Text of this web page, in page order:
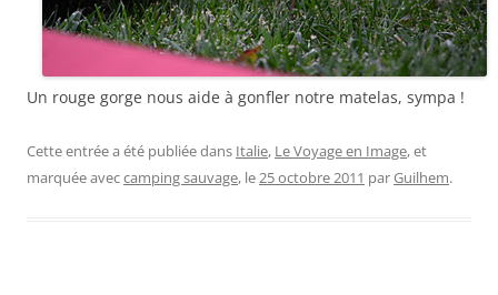
Un rouge gorge nous aide à gonfler notre matelas, sympa !
Cette entrée a été publiée dans Italie, Le Voyage en Image, et
marquée aveccamping sauvage, le25 octobre 2011 parGuilhem.